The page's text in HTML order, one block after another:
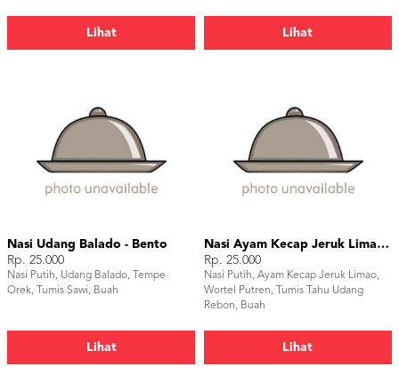
Lihat Lihat
Nasi Udang Balado - Bento
Rp. 25.000
Nasi Putih, Udang Balado, Tempe
Orek, Tumis Sawi, Buah
Lihat
Nasi Ayam Kecap Jeruk Limao - Bento Box
Rp. 25.000
Nasi Putih, Ayam Kecap Jeruk Limao,
Wortel Putren, Tumis Tahu Udang
Rebon, Buah
Lihat